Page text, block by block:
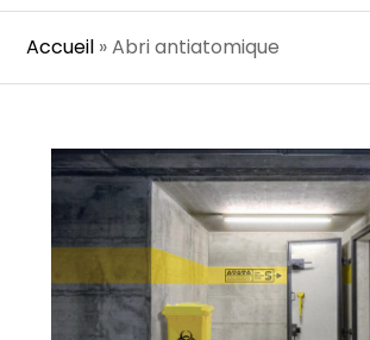
Accueil »Abri antiatomique